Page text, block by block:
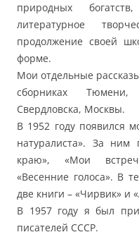
природных
литературное
продолжение своей
форме.
Мои отдельные
сборниках Тюмени,
Свердловска, Москвы.
В 1952 году появился
натуралиста». За ним
краю», «Мои
«Весенние голоса». В
две книги – «Чирвик» и
В 1957 году я был
писателей СССР.